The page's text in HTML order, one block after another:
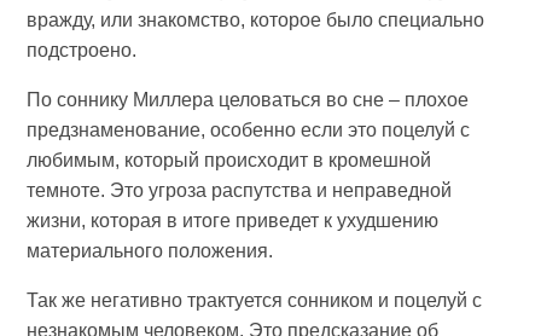
вражду, или знакомство, которое было специально
подстроено.
По соннику Миллера целоваться во сне – плохое
предзнаменование, особенно если это поцелуй с
любимым, который происходит в кромешной
темноте. Это угроза распутства и неправедной
жизни, которая в итоге приведет к ухудшению
материального положения.
Так же негативно трактуется сонником и поцелуй с
незнакомым человеком. Это предсказание об